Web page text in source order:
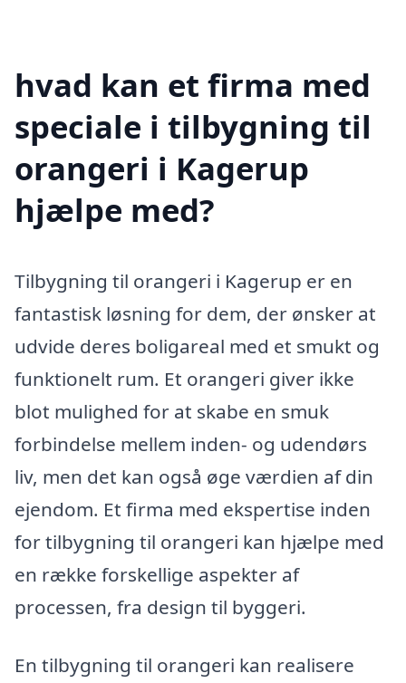
hvad kan et firma med
speciale i tilbygning til
orangeri i Kagerup
hjælpe med?
Tilbygning til orangeri i Kagerup er en
fantastisk løsning for dem, der ønsker at
udvide deres boligareal med et smukt og
funktionelt rum. Et orangeri giver ikke
blot mulighed for at skabe en smuk
forbindelse mellem inden- og udendørs
liv, men det kan også øge værdien af din
ejendom. Et firma med ekspertise inden
for tilbygning til orangeri kan hjælpe med
en række forskellige aspekter af
processen, fra design til byggeri.
En tilbygning til orangeri kan realisere